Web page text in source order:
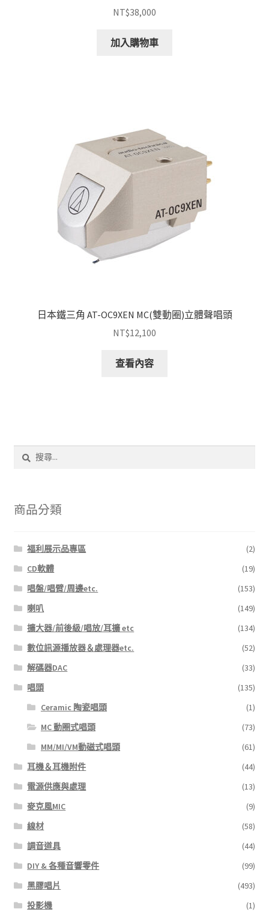
NT$38,000
加入購物車
日本鐵三角 AT-OC9XEN MC(雙動圈)立體聲唱頭
NT$12,100
查看內容
字:
商品分類
福利展示品專區
(2)
CD軟體
(19)
唱盤/唱臂/周邊etc.
(153)
喇叭
(149)
擴大器/前後級/唱放/耳擴 etc
(134)
數位訊源播放器＆處理器etc.
(52)
解碼器DAC
(33)
唱頭
(135)
Ceramic 陶瓷唱頭
(1)
MC 動圈式唱頭
(73)
MM/MI/VM動磁式唱頭
(61)
耳機＆耳機附件
(44)
電源供應與處理
(13)
麥克風MIC
(9)
線材
(58)
調音道具
(44)
DIY & 各種音響零件
(99)
黑膠唱片
(493)
投影機
(1)